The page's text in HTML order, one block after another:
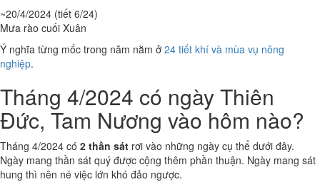
~20/4/2024 (tiết 6/24)
Mưa rào cuối Xuân
Ý nghĩa từng mốc trong năm nằm ở 24 tiết khí và mùa vụ nông
nghiệp.
Tháng 4/2024 có ngày Thiên
Đức, Tam Nương vào hôm nào?
Tháng 4/2024 có 2 thần sát rơi vào những ngày cụ thể dưới đây.
Ngày mang thần sát quý được cộng thêm phần thuận. Ngày mang sát
hung thì nên né việc lớn khó đảo ngược.